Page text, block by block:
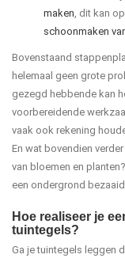
maken, dit kan
schoonmaken
Bovenstaand
helemaal geen grote
gezegd hebbende kan
voorbereidende
vaak ook rekening
En wat bovendien
van bloemen en
een ondergrond
Hoe realiseer je
tuintegels?
Ga je tuintegels leggen